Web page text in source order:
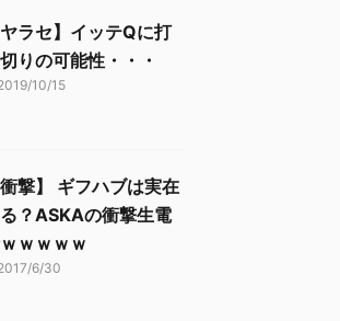
ヤラセ】イッテQに打
りの可能性・・・
10/15
衝撃】 ギフハブは実在
？ASKAの衝撃生電
ｗｗｗｗ
6/30